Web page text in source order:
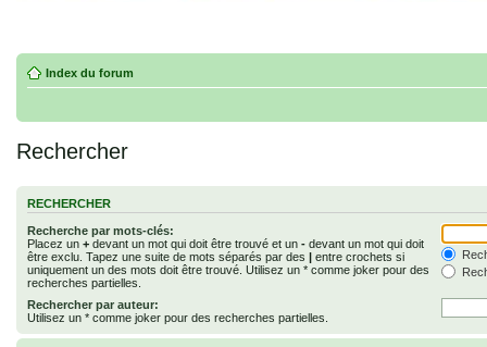
Index du forum
Rechercher
RECHERCHER
Recherche par mots-clés:
Placez un + devant un mot qui doit être trouvé et un - devant un mot qui doit
être exclu. Tapez une suite de mots séparés par des | entre crochets si
uniquement un des mots doit être trouvé. Utilisez un * comme joker pour des
recherches partielles.
Rechercher par auteur:
Utilisez un * comme joker pour des recherches partielles.